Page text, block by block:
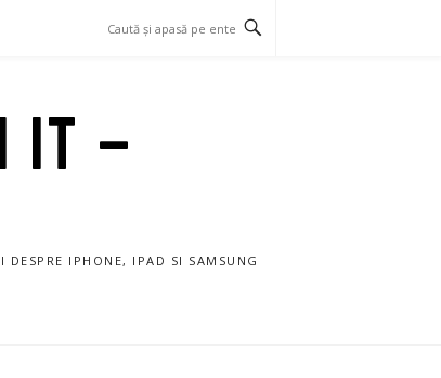
IT –
IPHONE, IPAD SI SAMSUNG